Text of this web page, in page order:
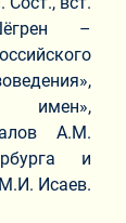
–
имен»,
А.М.
и
Исаев.